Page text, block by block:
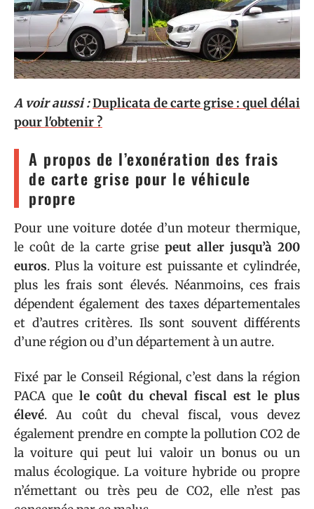
A voir aussi :Duplicata de carte grise : quel délai
pour l'obtenir ?
A propos de l’exonération des frais
de carte grise pour le véhicule
propre
Pour une voiture dotée d’un moteur thermique,
le coût de la carte grise peut aller jusqu’à 200
euros. Plus la voiture est puissante et cylindrée,
plus les frais sont élevés. Néanmoins, ces frais
dépendent également des taxes départementales
et d’autres critères. Ils sont souvent différents
d’une région ou d’un département à un autre.
Fixé par le Conseil Régional, c’est dans la région
PACA que le coût du cheval fiscal est le plus
élevé. Au coût du cheval fiscal, vous devez
également prendre en compte la pollution CO2 de
la voiture qui peut lui valoir un bonus ou un
malus écologique. La voiture hybride ou propre
n’émettant ou très peu de CO2, elle n’est pas